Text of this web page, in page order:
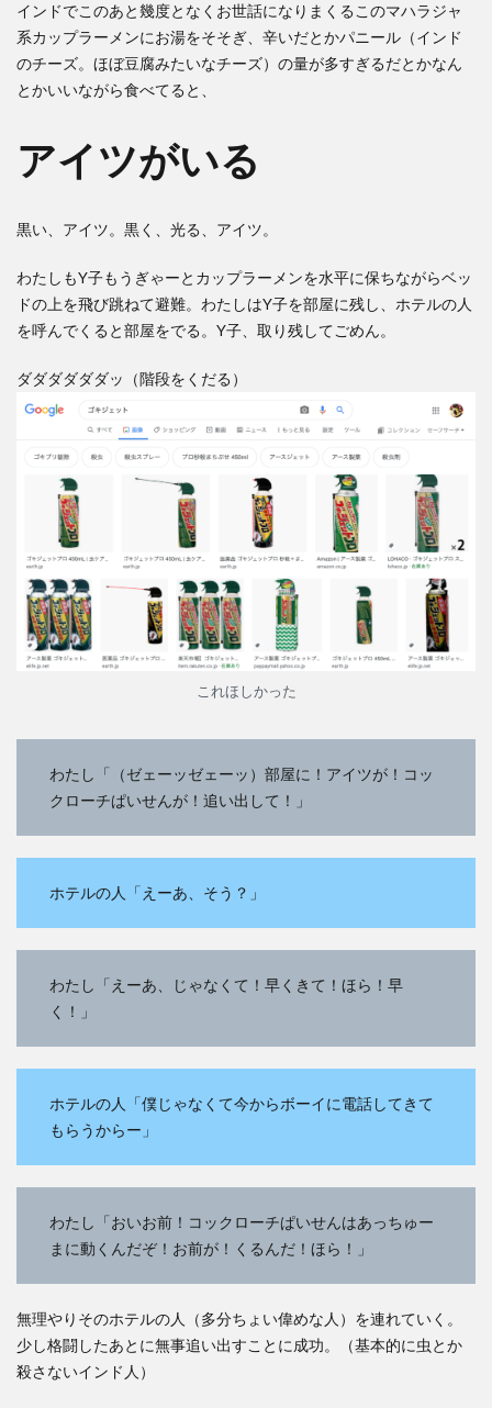
インドでこのあと幾度となくお世話になりまくるこのマハラジャ
系カップラーメンにお湯をそそぎ、辛いだとかパニール（インド
のチーズ。ほぼ豆腐みたいなチーズ）の量が多すぎるだとかなん
とかいいながら食べてると、
アイツがいる
黒い、アイツ。黒く、光る、アイツ。
わたしもY子もうぎゃーとカップラーメンを水平に保ちながらベッ
ドの上を飛び跳ねて避難。わたしはY子を部屋に残し、ホテルの人
を呼んでくると部屋をでる。Y子、取り残してごめん。
ダダダダダダッ（階段をくだる）
これほしかった
わたし「（ゼェーッゼェーッ）部屋に！アイツが！コッ
クローチぱいせんが！追い出して！」
ホテルの人「えーあ、そう？」
わたし「えーあ、じゃなくて！早くきて！ほら！早
く！」
ホテルの人「僕じゃなくて今からボーイに電話してきて
もらうからー」
わたし「おいお前！コックローチぱいせんはあっちゅー
まに動くんだぞ！お前が！くるんだ！ほら！」
無理やりそのホテルの人（多分ちょい偉めな人）を連れていく。
少し格闘したあとに無事追い出すことに成功。（基本的に虫とか
殺さないインド人）